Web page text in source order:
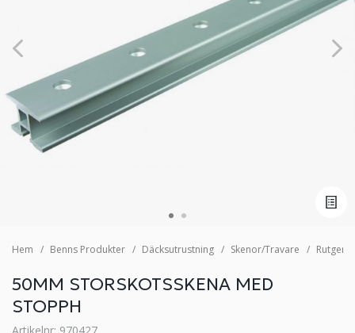
Hem Benns Produkter Däcksutrustning Skenor/Travare
50MM STORSKOTSSKENA MED
STOPPH